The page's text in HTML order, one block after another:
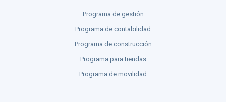
Programa de gestión
Programa de contabilidad
Programa de construcción
Programa para tiendas
Programa de movilidad